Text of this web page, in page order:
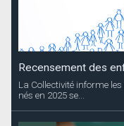
Recensement des
La Collectivité informe
nés en 2025 se...